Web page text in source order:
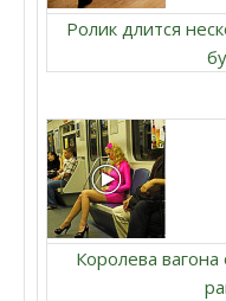
Ролик длится
Королева